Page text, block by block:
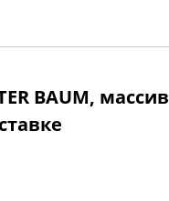
BAUM, массив